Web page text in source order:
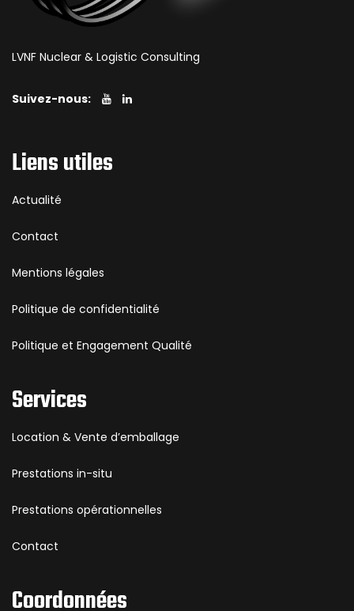
LVNF Nuclear & Logistic Consulting
Suivez-nous:
Liens utiles
Actualité
Contact
Mentions légales
Politique de confidentialité
Politique et Engagement Qualité
Services
Location & Vente d’emballage
Prestations in-situ
Prestations opérationnelles
Contact
Coordonnées